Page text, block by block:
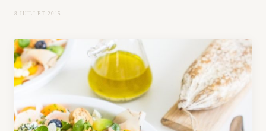
8 JUILLET 2015